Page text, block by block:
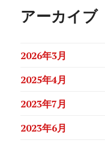
アーカイブ
2026年3月
2025年4月
2023年7月
2023年6月